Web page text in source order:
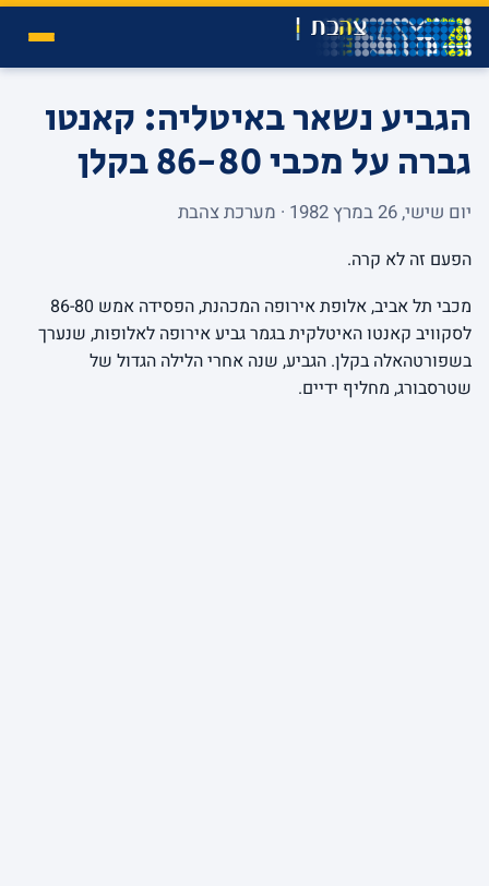
הגביע נשאר באיטליה: קאנטו
גברה על מכבי 86-80 בקלן
יום שישי, 26 במרץ 1982 · מערכת צהבת
הפעם זה לא קרה.
מכבי תל אביב, אלופת אירופה המכהנת, הפסידה אמש 86-80
לסקוויב קאנטו האיטלקית בגמר גביע אירופה לאלופות, שנערך
בשפורטהאלה בקלן. הגביע, שנה אחרי הלילה הגדול של
שטרסבורג, מחליף ידיים.